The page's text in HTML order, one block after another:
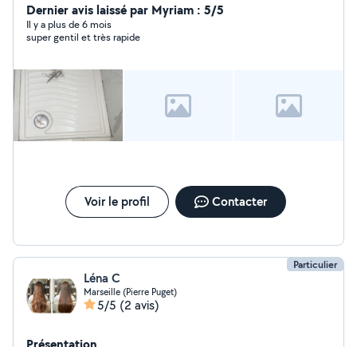
Dernier avis laissé par Myriam : 5/5
Il y a plus de 6 mois
super gentil et très rapide
Voir le profil Contacter
Particulier
Léna C
Marseille (Pierre Puget)
5/5 (2 avis)